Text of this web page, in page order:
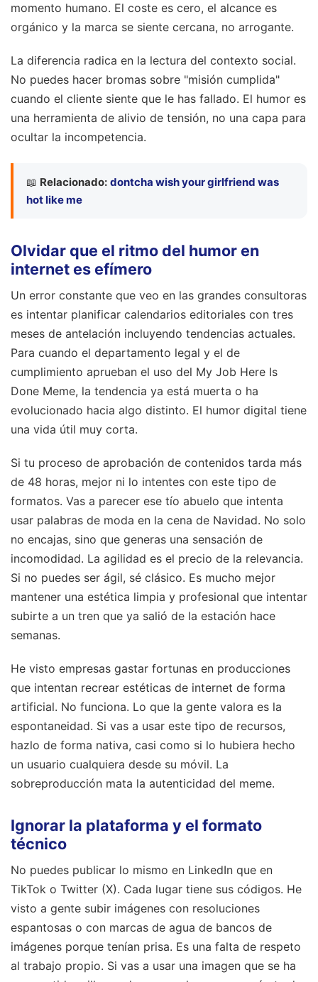
momento humano. El coste es cero, el alcance es
orgánico y la marca se siente cercana, no arrogante.
La diferencia radica en la lectura del contexto social.
No puedes hacer bromas sobre "misión cumplida"
cuando el cliente siente que le has fallado. El humor es
una herramienta de alivio de tensión, no una capa para
ocultar la incompetencia.
📖 Relacionado: dontcha wish your girlfriend was
hot like me
Olvidar que el ritmo del humor en
internet es efímero
Un error constante que veo en las grandes consultoras
es intentar planificar calendarios editoriales con tres
meses de antelación incluyendo tendencias actuales.
Para cuando el departamento legal y el de
cumplimiento aprueban el uso del My Job Here Is
Done Meme, la tendencia ya está muerta o ha
evolucionado hacia algo distinto. El humor digital tiene
una vida útil muy corta.
Si tu proceso de aprobación de contenidos tarda más
de 48 horas, mejor ni lo intentes con este tipo de
formatos. Vas a parecer ese tío abuelo que intenta
usar palabras de moda en la cena de Navidad. No solo
no encajas, sino que generas una sensación de
incomodidad. La agilidad es el precio de la relevancia.
Si no puedes ser ágil, sé clásico. Es mucho mejor
mantener una estética limpia y profesional que intentar
subirte a un tren que ya salió de la estación hace
semanas.
He visto empresas gastar fortunas en producciones
que intentan recrear estéticas de internet de forma
artificial. No funciona. Lo que la gente valora es la
espontaneidad. Si vas a usar este tipo de recursos,
hazlo de forma nativa, casi como si lo hubiera hecho
un usuario cualquiera desde su móvil. La
sobreproducción mata la autenticidad del meme.
Ignorar la plataforma y el formato
técnico
No puedes publicar lo mismo en LinkedIn que en
TikTok o Twitter (X). Cada lugar tiene sus códigos. He
visto a gente subir imágenes con resoluciones
espantosas o con marcas de agua de bancos de
imágenes porque tenían prisa. Es una falta de respeto
al trabajo propio. Si vas a usar una imagen que se ha